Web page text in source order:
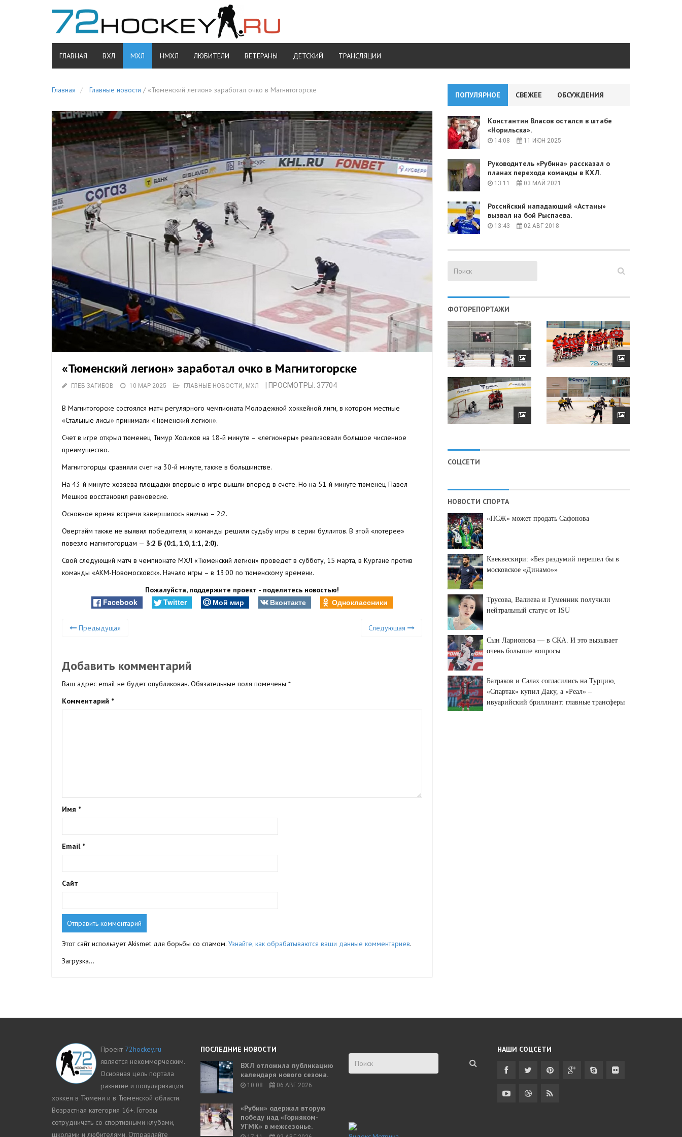
ГЛАВНАЯ ВХЛ МХЛ НМХЛ ЛЮБИТЕЛИ ВЕТЕРАНЫ ДЕТСКИЙ ТРАНСЛЯЦИИ
Главная Главные новости / «Тюменский легион» заработал очко в Магнитогорске
«Тюменский легион» заработал очко в Магнитогорске
ГЛЕБ ЗАГИБОВ 10 МАР 2025 ГЛАВНЫЕ НОВОСТИ МХЛ | ПРОСМОТРЫ: 37704
В Магнитогорске состоялся матч регулярного чемпионата Молодежной хоккейной лиги, в котором местные
«Стальные лисы» принимали «Тюменский легион».
Счет в игре открыл тюменец Тимур Холиков на 18-й минуте – «легионеры» реализовали большое численное
преимущество.
Магнитогорцы сравняли счет на 30-й минуте, также в большинстве.
На 43-й минуте хозяева площадки впервые в игре вышли вперед в счете. Но на 51-й минуте тюменец Павел
Мешков восстановил равновесие.
Основное время встречи завершилось вничью – 2:2.
Овертайм также не выявил победителя, и команды решили судьбу игры в серии буллитов. В этой «лотерее»
повезло магнитогорцам — 3:2 Б (0:1, 1:0, 1:1, 2:0).
Свой следующий матч в чемпионате МХЛ «Тюменский легион» проведет в субботу, 15 марта, в Кургане против
команды «АКМ-Новомосковск». Начало игры – в 13:00 по тюменскому времени.
Пожалуйста, поддержите проект - поделитесь новостью!
Facebook Twitter Мой мир Вконтакте Одноклассники
Предыдущая Следующая
Добавить комментарий
Ваш адрес email не будет опубликован. Обязательные поля помечены *
Комментарий *
Имя *
Email *
Сайт
Этот сайт использует Akismet для борьбы со спамом. Узнайте, как обрабатываются ваши данные комментариев.
Загрузка...
ПОПУЛЯРНОЕ СВЕЖЕЕ ОБСУЖДЕНИЯ
Константин Власов остался в штабе
«Норильска».
14:08 11 ИЮН 2025
Руководитель «Рубина» рассказал о
планах перехода команды в КХЛ.
13:11 03 МАЙ 2021
Российский нападающий «Астаны»
вызвал на бой Рыспаева.
13:43 02 АВГ 2018
ФОТОРЕПОРТАЖИ
СОЦСЕТИ
НОВОСТИ СПОРТА
«ПСЖ» может продать Сафонова
Квеквескири: «Без раздумий перешел бы в
московское «Динамо»»
Трусова, Валиева и Гуменник получили
нейтральный статус от ISU
Сын Ларионова — в СКА. И это вызывает
очень большие вопросы
Батраков и Салах согласились на Турцию,
«Спартак» купил Даку, а «Реал» –
ивуарийский бриллиант: главные трансферы
Проект 72hockey.ru
является некоммерческим.
Основная цель портала
развитие и популяризация
хоккея в Тюмени и в Тюменской области.
Возрастная категория 16+. Готовы
сотрудничать со спортивными клубами,
школами и любителями. Отправляйте
ПОСЛЕДНИЕ НОВОСТИ
ВХЛ отложила публикацию
календаря нового сезона.
10:08 06 АВГ 2026
«Рубин» одержал вторую
победу над «Горняком-
УГМК» в межсезонье.
НАШИ СОЦСЕТИ